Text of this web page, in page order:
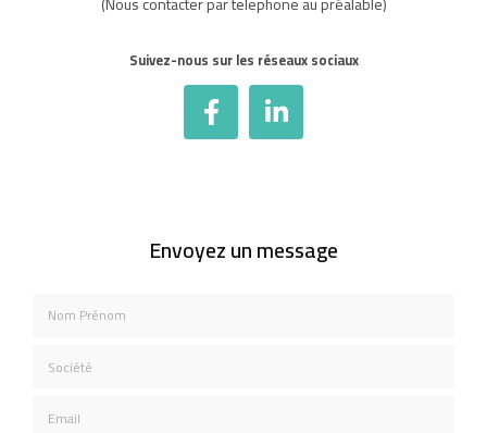
Suivez-nous sur les réseaux sociaux
Envoyez un message